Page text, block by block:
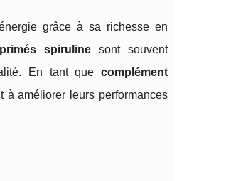
grâce à sa richesse en
spiruline sont souvent
En tant que complément
améliorer leurs performances